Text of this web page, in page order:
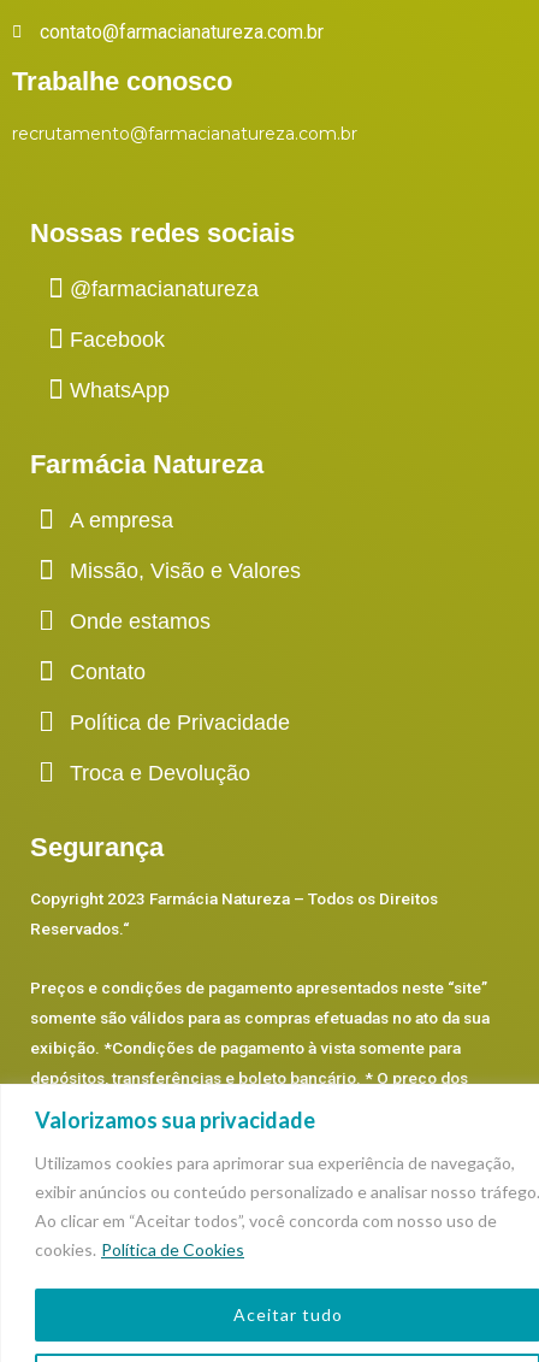
Valorizamos sua privacidade
Utilizamos cookies para aprimorar sua experiência de navegação,
exibir anúncios ou conteúdo personalizado e analisar nosso tráfego.
Ao clicar em “Aceitar todos”, você concorda com nosso uso de
cookies. Política de Cookies
Aceitar tudo
contato@farmacianatureza.com.br
Trabalhe conosco
recrutamento@farmacianatureza.com.br
Nossas redes sociais
@farmacianatureza
Facebook
WhatsApp
Farmácia Natureza
A empresa
Missão, Visão e Valores
Onde estamos
Contato
Política de Privacidade
Troca e Devolução
Segurança
Copyright 2023 Farmácia Natureza – Todos os Direitos
Reservados.“
Preços e condições de pagamento apresentados neste “site”
somente são válidos para as compras efetuadas no ato da sua
exibição. *Condições de pagamento à vista somente para
depósitos, transferências e boleto bancário. * O preço dos
produtos prevalecerá os que estão dentro de cada categoria,
podendo sofrer alterações.